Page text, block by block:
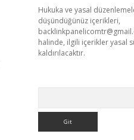
Hukuka ve yasal
düşündüğünüz içerikleri,
halinde, ilgili içerikler yasal
kaldırılacaktır.